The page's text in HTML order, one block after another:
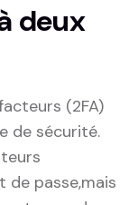
deux
(2FA)
de sécurité.
de passe,mais